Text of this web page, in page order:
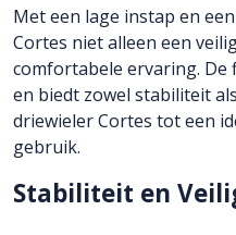
Met een lage instap en
Cortes niet alleen een
comfortabele ervaring. De
en biedt zowel stabiliteit
driewieler Cortes tot een
gebruik.
Stabiliteit en